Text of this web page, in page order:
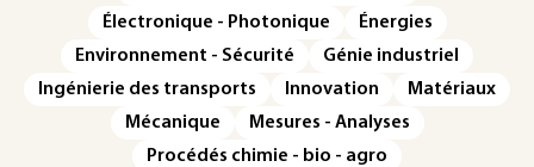
Électronique - Photonique
Énergies
Environnement - Sécurité
Génie industriel
Ingénierie des transports
Innovation
Matériaux
Mécanique
Mesures - Analyses
Procédés chimie - bio - agro